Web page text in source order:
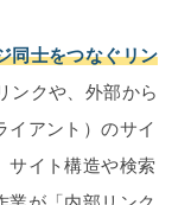
同士をつなぐリン
ンクや、外部から
イアント）のサイ
サイト構造や検索